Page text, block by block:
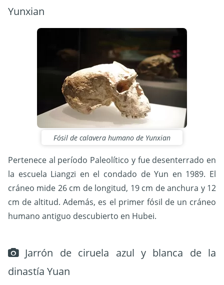
Yunxian
Fósil de calavera humano de Yunxian
Pertenece al período Paleolítico y fue desenterrado en
la escuela Liangzi en el condado de Yun en 1989. El
cráneo mide 26 cm de longitud, 19 cm de anchura y 12
cm de altitud. Además, es el primer fósil de un cráneo
humano antiguo descubierto en Hubei.
Jarrón de ciruela azul y blanca de la
dinastía Yuan